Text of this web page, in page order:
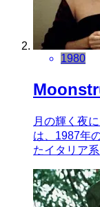
1980
月の輝く夜
は、1987年
たイタリア